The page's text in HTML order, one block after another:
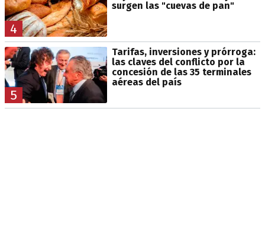
4
surgen las "cuevas de pan"
5
Tarifas, inversiones y prórroga:
las claves del conflicto por la
concesión de las 35 terminales
aéreas del país